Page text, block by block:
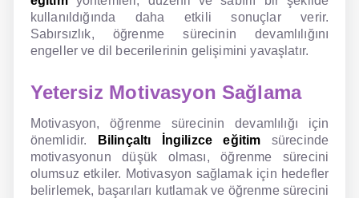
kullanıldığında daha etkili sonuçlar verir.
Sabırsızlık, öğrenme sürecinin devamlılığını
engeller ve dil becerilerinin gelişimini yavaşlatır.
Yetersiz Motivasyon Sağlama
Motivasyon, öğrenme sürecinin devamlılığı için
önemlidir.
Bilinçaltı İngilizce eğitim sürecinde
motivasyonun düşük olması, öğrenme sürecini
olumsuz etkiler. Motivasyon sağlamak için hedefler
belirlemek, başarıları kutlamak ve öğrenme sürecini